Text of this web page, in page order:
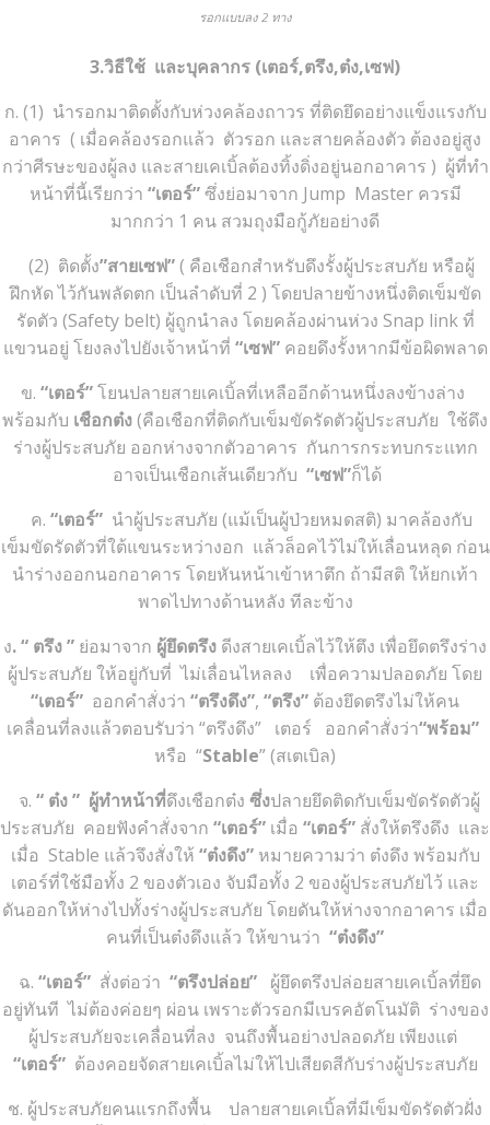
รอกแบบลง 2 ทาง
3.วิธีใช้ และบุคลากร (เตอร์,ตรึง,ต๋ง,เซฟ)
ก. (1) นำรอกมาติดตั้งกับห่วงคล้องถาวร ที่ติดยึดอย่างแข็งแรงกับ
อาคาร ( เมื่อคล้องรอกแล้ว ตัวรอก และสายคล้องตัว ต้องอยู่สูง
กว่าศีรษะของผู้ลง และสายเคเบิ้ลต้องทิ้งดิ่งอยู่นอกอาคาร ) ผู้ที่ทำ
หน้าที่นี้เรียกว่า “เตอร์”ซึ่งย่อมาจาก Jump Master ควรมี
มากกว่า 1 คน สวมถุงมือกู้ภัยอย่างดี
(2) ติดตั้ง”สายเซฟ”( คือเชือกสำหรับดึงรั้งผู้ประสบภัย หรือผู้
ฝึกหัด ไว้กันพลัดตก เป็นลำดับที่ 2 ) โดยปลายข้างหนึ่งติดเข็มขัด
รัดตัว (Safety belt) ผู้ถูกนำลง โดยคล้องผ่านห่วง Snap link ที่
แขวนอยู่ โยงลงไปยังเจ้าหน้าที่ “เซฟ”คอยดึงรั้งหากมีข้อผิดพลาด
ข. “เตอร์”โยนปลายสายเคเบิ้ลที่เหลืออีกด้านหนึ่งลงข้างล่าง
พร้อมกับ เชือกต๋ง(คือเชือกที่ติดกับเข็มขัดรัดตัวผู้ประสบภัย ใช้ดึง
ร่างผู้ประสบภัย ออกห่างจากตัวอาคาร กันการกระทบกระแทก
อาจเป็นเชือกเส้นเดียวกับ “เซฟ”ก็ได้
ค. “เตอร์” นำผู้ประสบภัย (แม้เป็นผู้ป่วยหมดสติ) มาคล้องกับ
เข็มขัดรัดตัวที่ใต้แขนระหว่างอก แล้วล็อคไว้ไม่ให้เลื่อนหลุด ก่อน
นำร่างออกนอกอาคาร โดยหันหน้าเข้าหาตึก ถ้ามีสติ ให้ยกเท้า
พาดไปทางด้านหลัง ทีละข้าง
ง. “ ตรึง ” ย่อมาจาก ผู้ยึดตรึง ดีงสายเคเบิ้ลไว้ให้ตึง เพื่อยึดตรึงร่าง
ผู้ประสบภัย ให้อยู่กับที่ ไม่เลื่อนไหลลง เพื่อความปลอดภัย โดย
“เตอร์” ออกคำสั่งว่า “ตรึงดึง”, “ตรึง” ต้องยึดตรึงไม่ให้คน
เคลื่อนที่ลงแล้วตอบรับว่า “ตรึงดึง” เตอร์ ออกคำสั่งว่า“พร้อม”
หรือ “Stable” (สเตเบิล)
จ. “ ต๋ง ” ผู้ทำหน้าที่ดึงเชือกต๋ง ซึ่งปลายยึดติดกับเข็มขัดรัดตัวผู้
ประสบภัย คอยฟังคำสั่งจาก “เตอร์” เมื่อ “เตอร์” สั่งให้ตรึงดึง และ
เมื่อ Stable แล้วจึงสั่งให้ “ต๋งดึง”หมายความว่า ต๋งดึง พร้อมกับ
เตอร์ที่ใช้มือทั้ง 2 ของตัวเอง จับมือทั้ง 2 ของผู้ประสบภัยไว้ และ
ดันออกให้ห่างไปทั้งร่างผู้ประสบภัย โดยดันให้ห่างจากอาคาร เมื่อ
คนที่เป็นต๋งดึงแล้ว ให้ขานว่า “ต๋งดึง”
ฉ. “เตอร์”สั่งต่อว่า “ตรึงปล่อย”ผู้ยึดตรึงปล่อยสายเคเบิ้ลที่ยึด
อยู่ทันที ไม่ต้องค่อยๆ ผ่อน เพราะตัวรอกมีเบรคอัตโนมัติ ร่างของ
ผู้ประสบภัยจะเคลื่อนที่ลง จนถึงพื้นอย่างปลอดภัย เพียงแต่
“เตอร์”ต้องคอยจัดสายเคเบิ้ลไม่ให้ไปเสียดสีกับร่างผู้ประสบภัย
ช. ผู้ประสบภัยคนแรกถึงพื้น ปลายสายเคเบิ้ลที่มีเข็มขัดรัดตัวฝั่ง